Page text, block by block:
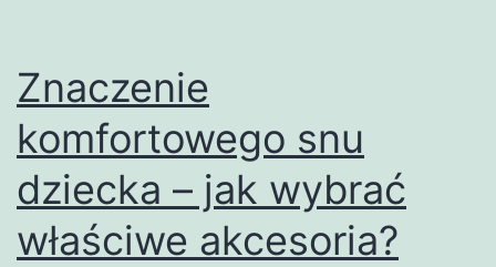
Znaczenie
komfortowego snu
dziecka – jak wybrać
właściwe akcesoria?